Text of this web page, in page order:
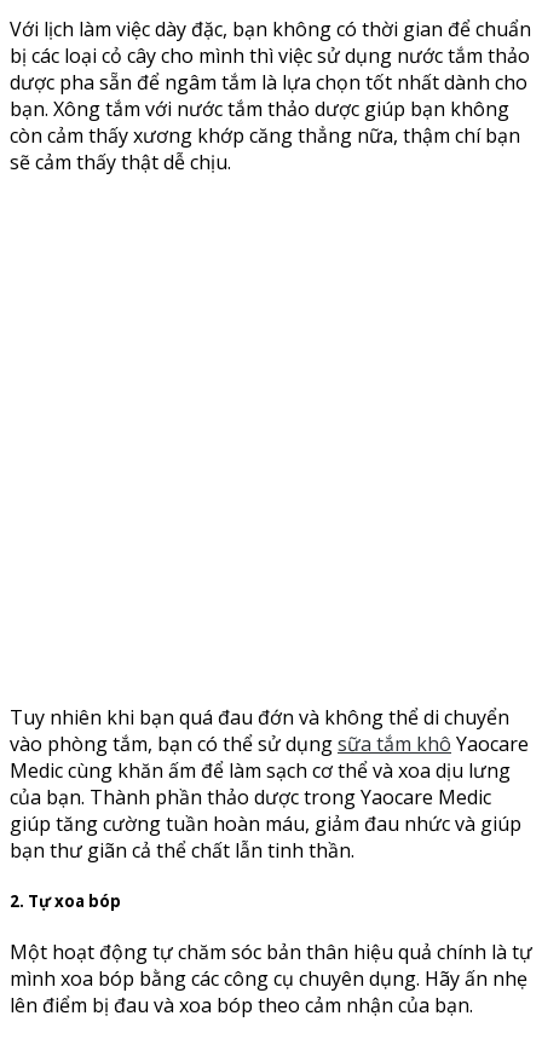
Với lịch làm việc dày đặc, bạn không có thời gian để chuẩn
bị các loại cỏ cây cho mình thì việc sử dụng nước tắm thảo
dược pha sẵn để ngâm tắm là lựa chọn tốt nhất dành cho
bạn. Xông tắm với nước tắm thảo dược giúp bạn không
còn cảm thấy xương khớp căng thẳng nữa, thậm chí bạn
sẽ cảm thấy thật dễ chịu.
Tuy nhiên khi bạn quá đau đớn và không thể di chuyển
vào phòng tắm, bạn có thể sử dụngsữa tắm khô Yaocare
Medic cùng khăn ấm để làm sạch cơ thể và xoa dịu lưng
của bạn. Thành phần thảo dược trong Yaocare Medic
giúp tăng cường tuần hoàn máu, giảm đau nhức và giúp
bạn thư giãn cả thể chất lẫn tinh thần.
2. Tự xoa bóp
Một hoạt động tự chăm sóc bản thân hiệu quả chính là tự
mình xoa bóp bằng các công cụ chuyên dụng. Hãy ấn nhẹ
lên điểm bị đau và xoa bóp theo cảm nhận của bạn.